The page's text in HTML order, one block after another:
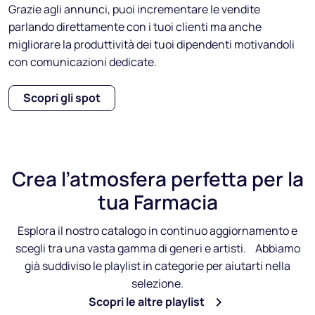
Grazie agli annunci, puoi incrementare le vendite
parlando direttamente con i tuoi clienti ma anche
migliorare la produttività dei tuoi dipendenti motivandoli
con comunicazioni dedicate.
Scopri gli spot
Crea l’atmosfera perfetta per la
tua Farmacia
Esplora il nostro catalogo in continuo aggiornamento e
scegli tra una vasta gamma di generi e artisti. Abbiamo
già suddiviso le playlist in categorie per aiutarti nella
selezione.
Scopri le altre playlist